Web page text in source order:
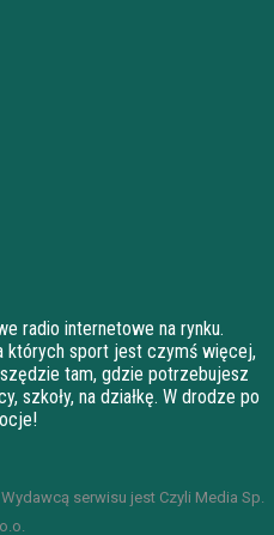
radio internetowe na rynku.
których sport jest czymś więcej,
tam, gdzie potrzebujesz
szkoły, na działkę. W drodze po
serwisu jest Czyli Media Sp.